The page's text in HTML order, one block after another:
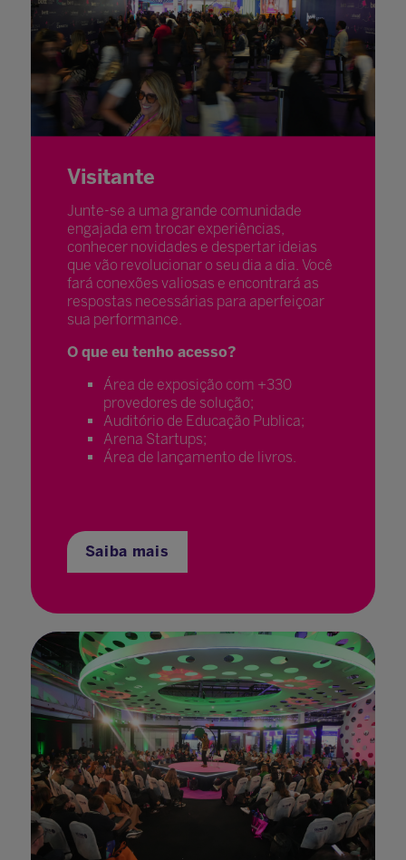
Visitante
Junte-se a uma grande comunidade
engajada em trocar experiências,
conhecer novidades e despertar ideias
que vão revolucionar o seu dia a dia. Você
fará conexões valiosas e encontrará as
respostas necessárias para aperfeiçoar
sua performance.
O que eu tenho acesso?
Área de exposição com +330
provedores de solução;
Auditório de Educação Publica;
Arena Startups;
Área de lançamento de livros.
Saiba mais